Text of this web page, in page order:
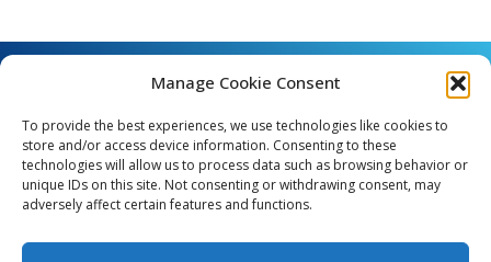
Manage Cookie Consent
To provide the best experiences, we use technologies like cookies to
store and/or access device information. Consenting to these
technologies will allow us to process data such as browsing behavior or
unique IDs on this site. Not consenting or withdrawing consent, may
adversely affect certain features and functions.
Angel Guimerà, 8 - 08289 Copons
e_mail: copons@copons.cat